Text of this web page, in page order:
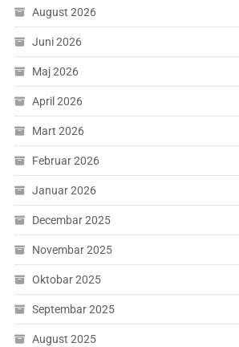
August 2026
Juni 2026
Maj 2026
April 2026
Mart 2026
Februar 2026
Januar 2026
Decembar 2025
Novembar 2025
Oktobar 2025
Septembar 2025
August 2025